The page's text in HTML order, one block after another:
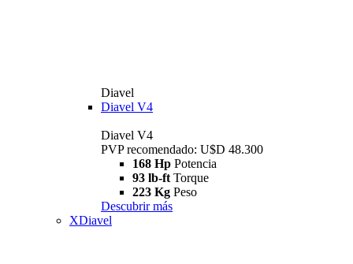
Diavel
Diavel V4
Diavel V4
PVP recomendado: U$D 48.300
168 Hp Potencia
93 lb-ft Torque
223 Kg Peso
Descubrir más
XDiavel